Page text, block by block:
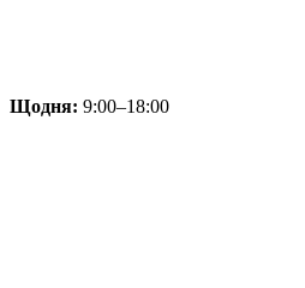
Щодня: 9:00–18:00